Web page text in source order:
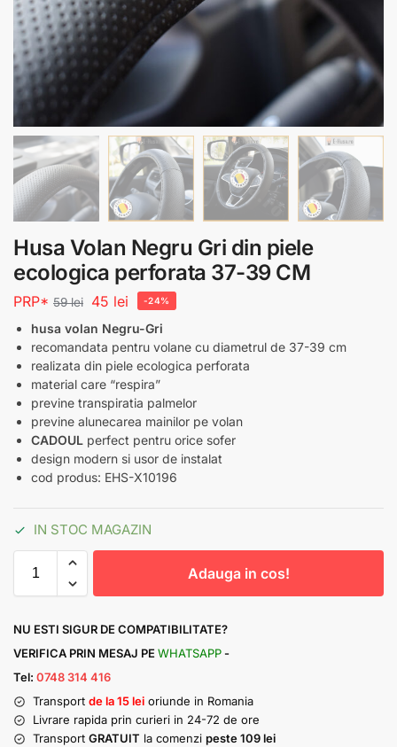
Husa Volan Negru Gri din piele
ecologica perforata 37-39 CM
PRP* 59lei 45 lei -24%
husa volan Negru-Gri
recomandata pentru volane cu diametrul de 37-39 cm
realizata din piele ecologica perforata
material care “respira”
previne transpiratia palmelor
previne alunecarea mainilor pe volan
CADOUL perfect pentru orice sofer
design modern si usor de instalat
cod produs: EHS-X10196
IN STOC MAGAZIN
Adauga in cos!
NU ESTI SIGUR DE COMPATIBILITATE?
VERIFICA PRIN MESAJ PE WHATSAPP -
Tel: 0748 314 416
Transport de la 15 lei oriunde in Romania
Livrare rapida prin curieri in 24-72 de ore
Transport GRATUIT la comenzi peste 109 lei